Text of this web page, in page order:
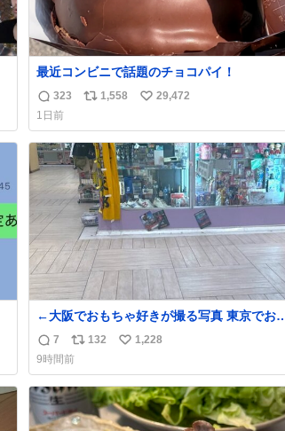
最近コンビニで話題のチョコパイ！
返
信
数
323
リ
ス
ト
数
1,558
い
ね
数
29,472
1日前
←大阪でおもちゃ好きが撮る写真 東京でおも
ちゃ好きが撮る写真→
返
信
数
7
リ
ポ
ス
ト
数
132
い
ね
数
1,228
9時間前